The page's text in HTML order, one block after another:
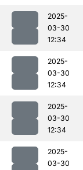
2025-
03-30
12:34
2025-
03-30
12:34
2025-
03-30
12:34
2025-
03-30